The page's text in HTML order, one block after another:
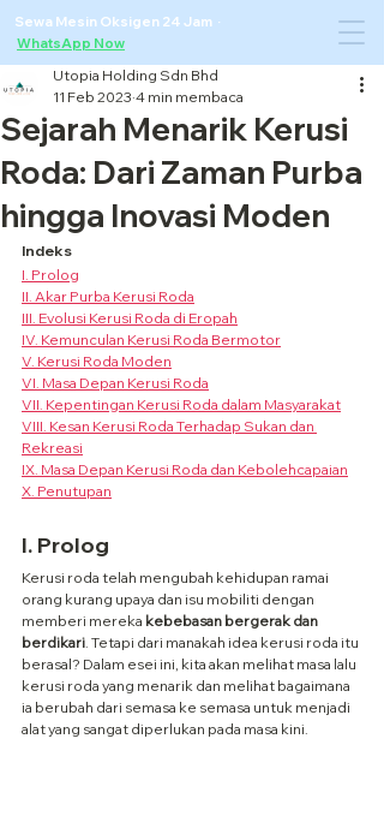
Sewa Mesin Oksigen 24 Jam ·
WhatsApp Now
Sejarah Menarik Kerusi
Roda: Dari Zaman Purba
hingga Inovasi Moden
Utopia Holding Sdn Bhd
11 Feb 2023 4 min membaca
Indeks
I. Prolog
II. Akar Purba Kerusi Roda
III. Evolusi Kerusi Roda di Eropah
IV. Kemunculan Kerusi Roda Bermotor
V. Kerusi Roda Moden
VI. Masa Depan Kerusi Roda
VII. Kepentingan Kerusi Roda dalam Masyarakat
VIII. Kesan Kerusi Roda Terhadap Sukan dan
Rekreasi
IX. Masa Depan Kerusi Roda dan Kebolehcapaian
X. Penutupan
I. Prolog
Kerusi roda telah mengubah kehidupan ramai
orang kurang upaya dan isu mobiliti dengan
memberi mereka kebebasan bergerak dan
berdikari. Tetapi dari manakah idea kerusi roda itu
berasal? Dalam esei ini, kita akan melihat masa lalu
kerusi roda yang menarik dan melihat bagaimana
ia berubah dari semasa ke semasa untuk menjadi
alat yang sangat diperlukan pada masa kini.